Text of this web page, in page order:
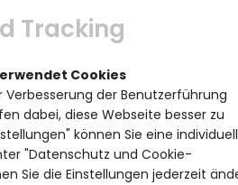
Tracking
Cookies
Verbesserung der Benutzerführung
dabei, diese Webseite besser zu
können Sie eine
"Datenschutz und Cookie-
Sie die Einstellungen jederzeit